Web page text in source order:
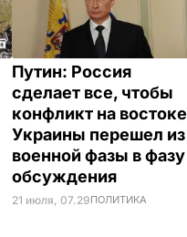
Путин: Россия
сделает все, чтобы
конфликт на востоке
Украины перешел из
военной фазы в фазу
обсуждения
21 июля, 07.29ПОЛИТИКА